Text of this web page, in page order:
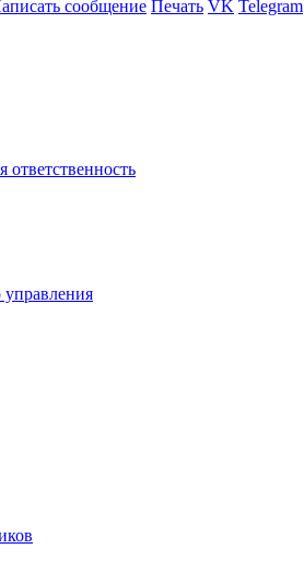
сообщение Печать VK Telegram
ответственность
управления